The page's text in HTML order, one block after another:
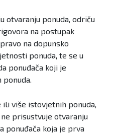
otvaranju ponuda, odriču
na postupak
na dopunsko
ponuda, te se u
ponuđača koji je
ili više istovjetnih ponuda,
prisustvuje otvaranju
ponuđača koja je prva